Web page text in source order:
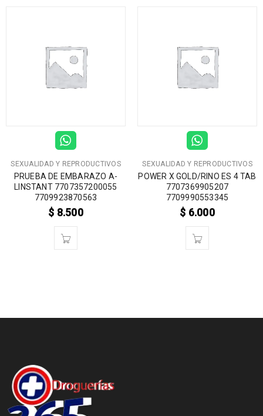
SEXUALIDAD Y REPRODUCTIVOS
PRUEBA DE EMBARAZO A-
LINSTANT 7707357200055
7709923870563
$ 8.500
SEXUALIDAD Y REPRODUCTIVOS
POWER X GOLD/RINO ES 4 TAB
7707369905207
7709990553345
$ 6.000